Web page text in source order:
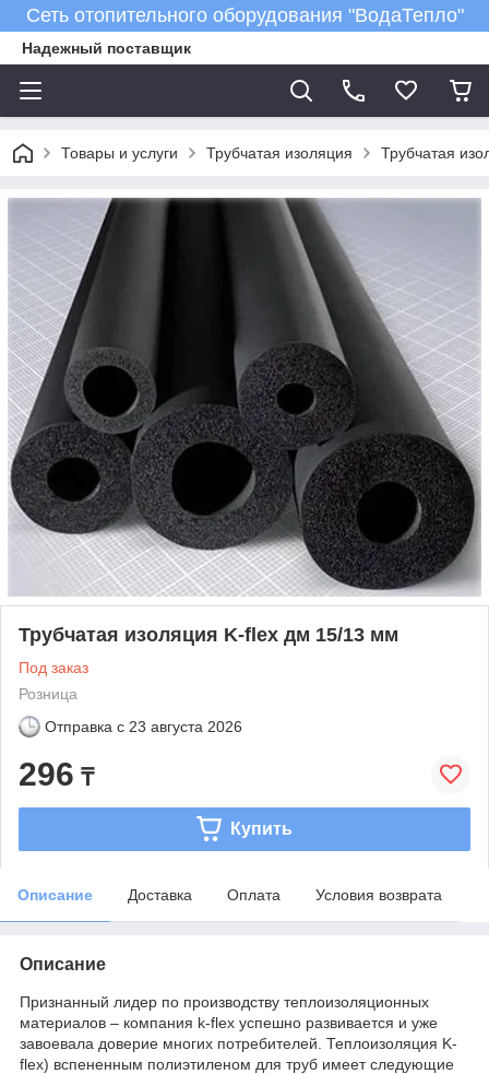
Сеть отопительного оборудования "ВодаТепло"
Надежный поставщик
Товары и услуги Трубчатая изоляция Трубчатая
Трубчатая изоляция K-flex дм 15/13 мм
Под заказ
Розница
Отправка с 23 августа 2026
296 ₸
Купить
Описание Доставка Оплата Условия возврата
Описание
Признанный лидер по производству теплоизоляционных
материалов – компания k-flex успешно развивается и уже
завоевала доверие многих потребителей. Теплоизоляция K-
flex) вспененным полиэтиленом для труб имеет следующие